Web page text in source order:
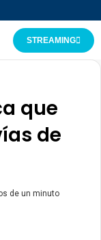
STREAMING
que
de
de un minuto